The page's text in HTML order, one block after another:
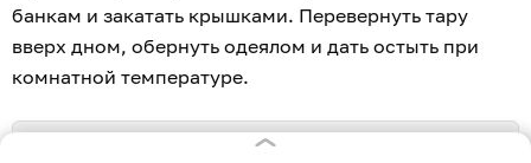
банкам и закатать крышками. Перевернуть тару
вверх дном, обернуть одеялом и дать остыть при
комнатной температуре.
Варенье можно сделать не только из алычи, но